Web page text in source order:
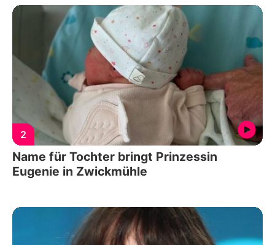
2
Name für Tochter bringt Prinzessin
Eugenie in Zwickmühle